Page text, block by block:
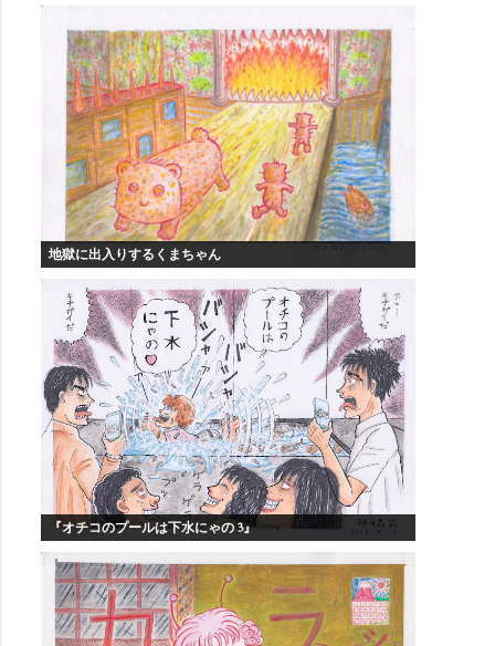
地獄に出入りするくまちゃん
『オチコのプールは下水にゃの 3』